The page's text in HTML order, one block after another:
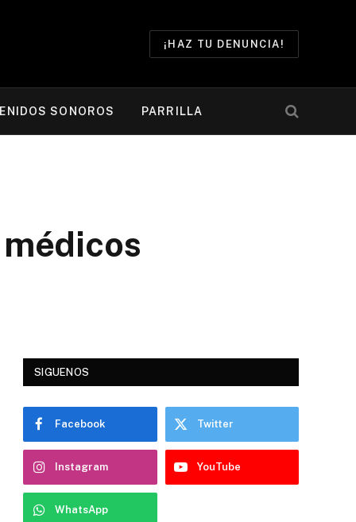
¡HAZ TU DENUNCIA!
SONOROS PARRILLA
SIGUENOS
Facebook Twitter
Instagram YouTube
WhatsApp